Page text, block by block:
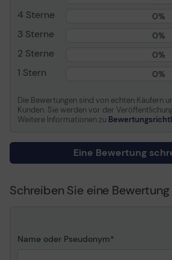
297C
Verbrauchsmaterial
Verbrauchsmaterialtyp
Farbe
Gelb
Patronenmerkmale
Brother
Kapazität
Bis zu
4 Sterne 0%
3 Sterne 0%
2 Sterne 0%
1 Stern 0%
Die Bewertungen sind von echten Käufern
Kunden. Sie werden vor der
Weitere Informationen zu
Eine Bewertung
Schreiben Sie eine Bewertung
Name oder Pseudonym